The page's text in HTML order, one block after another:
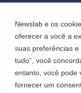
Newslab e os
oferecer a você a
suas preferências e
tudo”, você
entanto, você pode
fornecer um
POLÍTICA DE
Cookies